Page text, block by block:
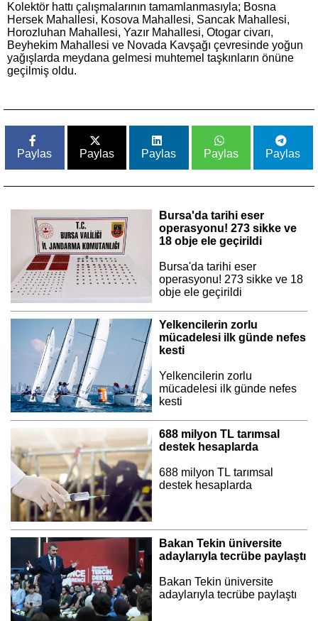
Kolektör hattı çalışmalarının tamamlanmasıyla; Bosna
Hersek Mahallesi, Kosova Mahallesi, Sancak Mahallesi,
Horozluhan Mahallesi, Yazır Mahallesi, Otogar civarı,
Beyhekim Mahallesi ve Novada Kavşağı çevresinde yoğun
yağışlarda meydana gelmesi muhtemel taşkınların önüne
geçilmiş oldu.
Paylas Paylas Paylas Paylas Paylas
Bursa'da tarihi eser
operasyonu! 273 sikke ve
18 obje ele geçirildi
Bursa'da tarihi eser
operasyonu! 273 sikke ve 18
obje ele geçirildi
Yelkencilerin zorlu
mücadelesi ilk günde nefes
kesti
Yelkencilerin zorlu
mücadelesi ilk günde nefes
kesti
688 milyon TL tarımsal
destek hesaplarda
688 milyon TL tarımsal
destek hesaplarda
Bakan Tekin üniversite
adaylarıyla tecrübe paylaştı
Bakan Tekin üniversite
adaylarıyla tecrübe paylaştı